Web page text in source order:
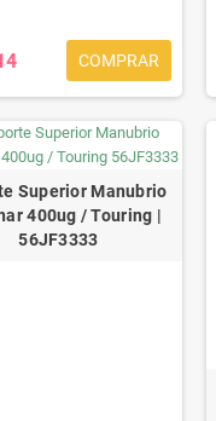
COMPRAR
Superior Manubrio
400ug / Touring |
56JF3333